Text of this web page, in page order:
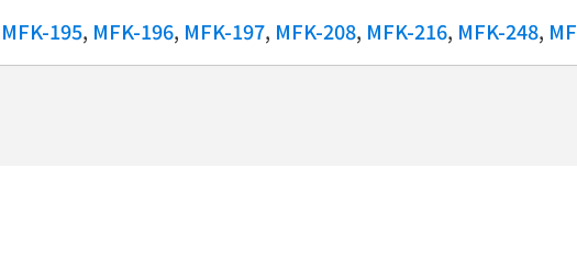
MFK-195, MFK-196, MFK-197, MFK-208, MFK-216, MFK-248,